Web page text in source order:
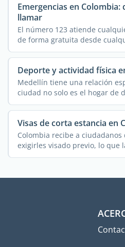
Emergencias en Colombia:
llamar
El número 123 atiende
de forma gratuita desde
Deporte y actividad física
Medellín tiene una relación
ciudad no solo es el hogar de
Visas de corta estancia en
Colombia recibe a ciudadanos
exigirles visado previo, lo que